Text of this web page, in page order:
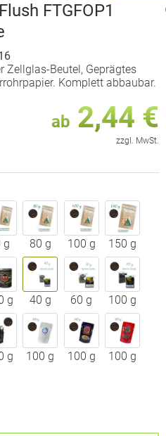
FTGFOP1
Zellglas-Beutel, Geprägtes
Komplett abbaubar.
ab 2,44 €
zzgl. MwSt.
g 80 g 100 g 150 g
g 40 g 60 g 100 g
g 100 g 100 g 100 g